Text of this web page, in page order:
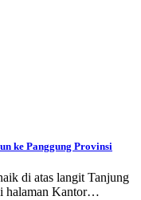
ke Panggung Provinsi
di atas langit Tanjung
halaman Kantor…